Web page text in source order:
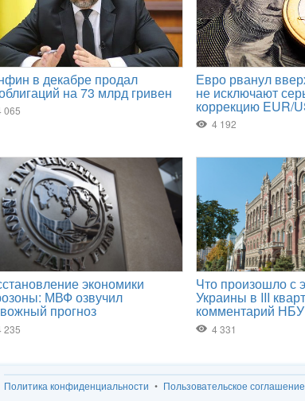
Политика конфиденциальности Пользовательское соглашение